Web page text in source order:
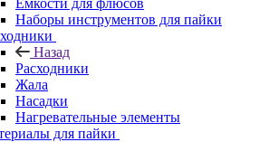
Емкости для флюсов
Наборы инструментов для пайки
Назад
Расходники
Жала
Насадки
Нагревательные элементы
для пайки